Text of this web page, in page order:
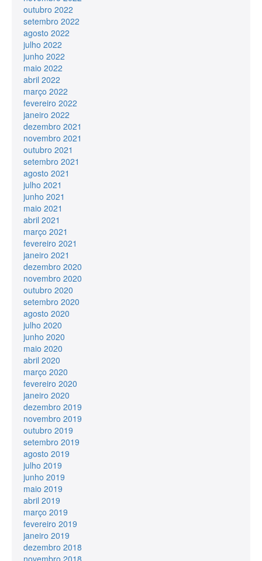
outubro 2022
setembro 2022
agosto 2022
julho 2022
junho 2022
maio 2022
abril 2022
março 2022
fevereiro 2022
janeiro 2022
dezembro 2021
novembro 2021
outubro 2021
setembro 2021
agosto 2021
julho 2021
junho 2021
maio 2021
abril 2021
março 2021
fevereiro 2021
janeiro 2021
dezembro 2020
novembro 2020
outubro 2020
setembro 2020
agosto 2020
julho 2020
junho 2020
maio 2020
abril 2020
março 2020
fevereiro 2020
janeiro 2020
dezembro 2019
novembro 2019
outubro 2019
setembro 2019
agosto 2019
julho 2019
junho 2019
maio 2019
abril 2019
março 2019
fevereiro 2019
janeiro 2019
dezembro 2018